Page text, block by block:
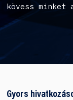
kövess minket
Gyors